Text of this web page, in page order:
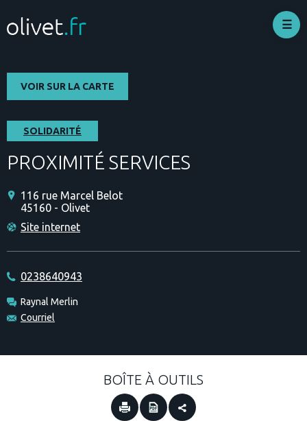
contenu
principal
VOIR SUR LA CARTE
SOLIDARITÉ
PROXIMITÉ SERVICES
116 rue Marcel Belot
45160 - Olivet
Site internet
0238640943
Raynal Merlin
Courriel
BOÎTE À OUTILS